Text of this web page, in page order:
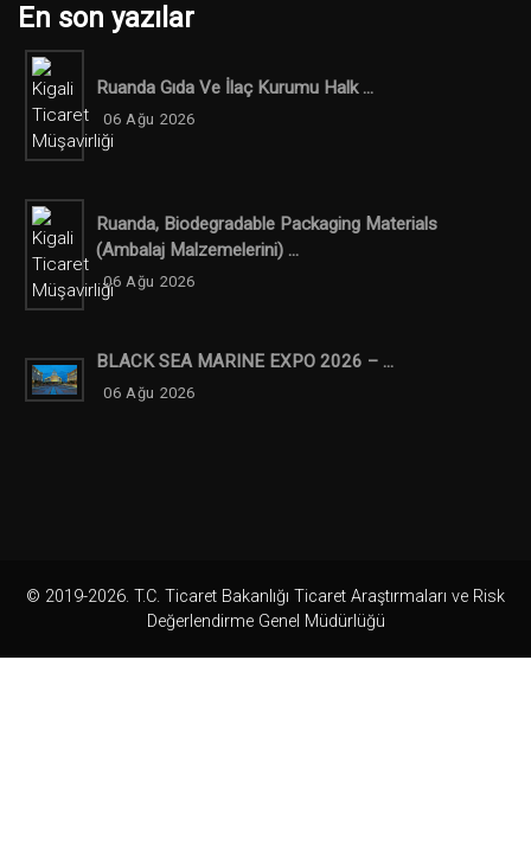
En son yazılar
Ruanda Gıda Ve İlaç Kurumu Halk ...
06 Ağu 2026
Ruanda, Biodegradable Packaging Materials
(ambalaj Malzemelerini) ...
06 Ağu 2026
BLACK SEA MARINE EXPO 2026 – ...
06 Ağu 2026
© 2019-2026. T.C. Ticaret Bakanlığı Ticaret Araştırmaları ve Risk
Değerlendirme Genel Müdürlüğü